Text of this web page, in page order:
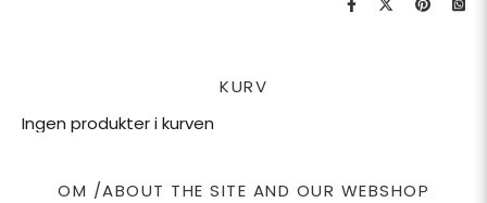
KURV
Ingen produkter i kurven
OM /ABOUT THE SITE AND OUR WEBSHOP